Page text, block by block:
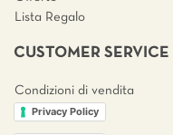
Lista Regalo
CUSTOMER SERVICE
Condizioni di vendita
Privacy Policy